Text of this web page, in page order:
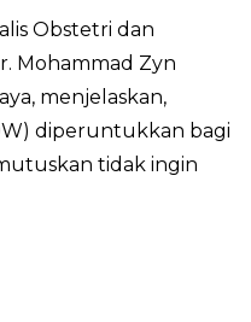
Obstetri dan
Mohammad Zyn
menjelaskan,
diperuntukkan bagi
tidak ingin